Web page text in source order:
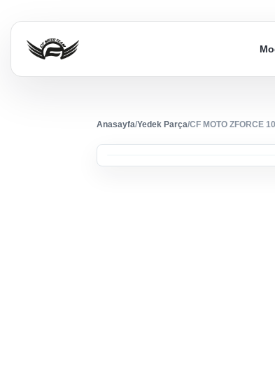
Anasayfa/Yedek Parça/CF MOTO ZFORCE